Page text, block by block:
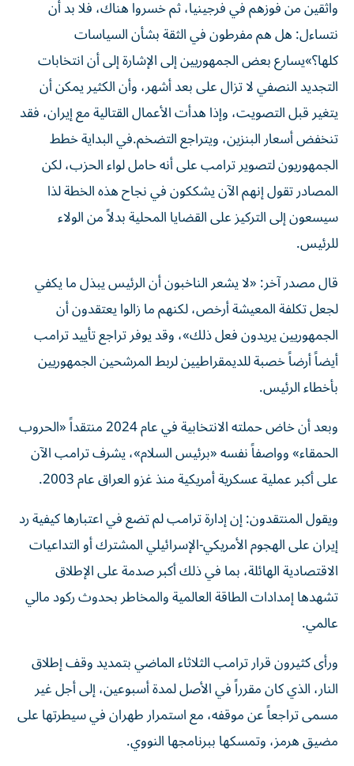
واثقين من فوزهم في فرجينيا، ثم خسروا هناك، فلا بد أن
نتساءل: هل هم مفرطون في الثقة بشأن السياسات
كلها؟»يسارع بعض الجمهوريين إلى الإشارة ​إلى أن انتخابات
التجديد النصفي ‌لا تزال على بعد أشهر، وأن الكثير يمكن أن
يتغير قبل التصويت، وإذا هدأت الأعمال القتالية مع إيران، فقد
تنخفض أسعار البنزين، ويتراجع التضخم.في ‌البداية خطط
الجمهوريون لتصوير ترامب على أنه حامل لواء الحزب، لكن
المصادر تقول إنهم الآن يشككون في نجاح هذه الخطة لذا
سيسعون إلى التركيز على القضايا المحلية بدلاً من الولاء
للرئيس.
قال مصدر آخر: «لا يشعر الناخبون أن الرئيس يبذل ما يكفي
لجعل تكلفة المعيشة أرخص، لكنهم ما زالوا يعتقدون أن
الجمهوريين يريدون فعل ذلك»، وقد ‌يوفر تراجع تأييد ترامب
‌أيضاً أرضاً خصبة للديمقراطيين لربط المرشحين الجمهوريين
بأخطاء الرئيس.
وبعد أن خاض حملته الانتخابية ⁠في عام 2024 منتقداً «الحروب
الحمقاء» وواصفاً نفسه «برئيس السلام»، يشرف ترامب الآن
على أكبر عملية عسكرية أمريكية منذ غزو العراق عام 2003.
ويقول ‌المنتقدون: إن إدارة ترامب لم تضع في اعتبارها كيفية رد
إيران على الهجوم الأمريكي-الإسرائيلي المشترك أو التداعيات
الاقتصادية الهائلة، بما في ذلك أكبر صدمة على الإطلاق
تشهدها إمدادات الطاقة العالمية والمخاطر بحدوث ركود مالي
عالمي.
ورأى كثيرون قرار ترامب الثلاثاء الماضي بتمديد وقف ⁠إطلاق
النار، الذي كان مقرراً في الأصل لمدة أسبوعين، إلى أجل غير
مسمى تراجعاً عن موقفه، مع استمرار طهران في سيطرتها على
مضيق هرمز، وتمسكها ببرنامجها ​النووي.